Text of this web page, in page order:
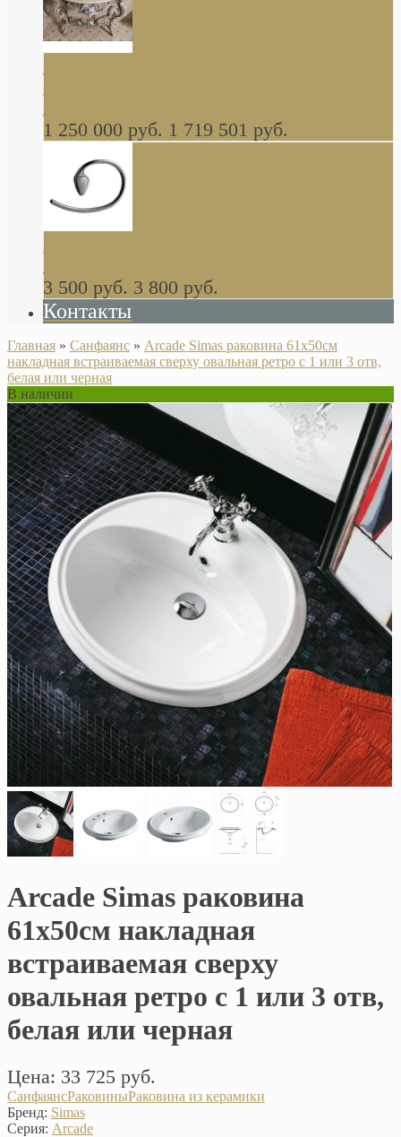
стиле барокко, из массива дерева, светло
коричневый матовый окрас + серебро
1 250 000 руб. 1 719 501 руб.
Khala Colombo аксессуары (серия) В
НАЛИЧИИ
3 500 руб. 3 800 руб.
Контакты
Главная » Санфаянс » Arcade Simas раковина 61х50см
накладная встраиваемая сверху овальная ретро с 1 или 3 отв,
белая или черная
В наличии
Arcade Simas раковина
61х50см накладная
встраиваемая сверху
овальная ретро с 1 или 3 отв,
белая или черная
Цена: 33 725 руб.
СанфаянсРаковиныРаковина из керамики
Бренд: Simas
Серия: Arcade